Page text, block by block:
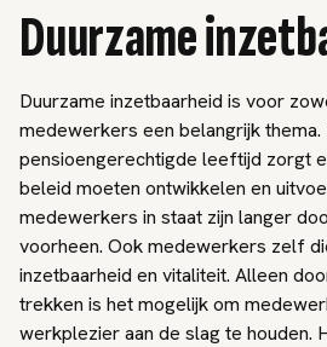
Duurzame
Duurzame inzetbaarheid is voor
medewerkers een belangrijk thema.
pensioengerechtigde leeftijd zorgt
beleid moeten ontwikkelen en
medewerkers in staat zijn langer
voorheen. Ook medewerkers zelf
inzetbaarheid en vitaliteit. Alleen
trekken is het mogelijk om
werkplezier aan de slag te houden.